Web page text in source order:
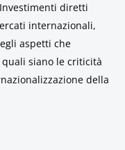
diretti
internazionali,
aspetti che
siano le criticità
della